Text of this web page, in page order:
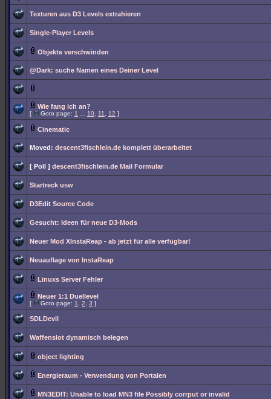
Texturen aus D3 Levels extrahieren
Single-Player Levels
Objekte verschwinden
@Dark: suche Namen eines Deiner Level
Wie fang ich an?
[ Goto page: 1 10 11 12 ]
Cinematic
Moved: descent3fischlein.de komplett überarbeitet
[ Poll ] descent3fischlein.de Mail Formular
Startreck usw
D3Edit Source Code
Gesucht: Ideen für neue D3-Mods
Neuer Mod XInstaReap - ab jetzt für alle verfügbar!
Neuauflage von InstaReap
Linuxs Server Fehler
Neuer 1:1 Duellevel
[ Goto page: 1 2 3 ]
SDLDevil
Waffenslot dynamisch belegen
object lighting
Energieraum - Verwendung von Portalen
MN3EDIT: Unable to load MN3 file Possibly corrput or invalid